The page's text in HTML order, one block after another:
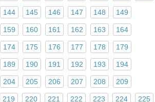
144 145 146 147 148 149
159 160 161 162 163 164
174 175 176 177 178 179
189 190 191 192 193 194
204 205 206 207 208 209
219 220 221 222 223 224 225